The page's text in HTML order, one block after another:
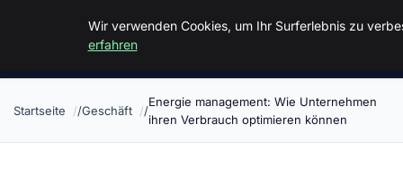
Malzminden
Startseite Geschäft
Energie management: Wie Unternehmen
ihren Verbrauch optimieren können
Wir verwenden Cookies, um Ihr Surferlebnis zu
erfahren